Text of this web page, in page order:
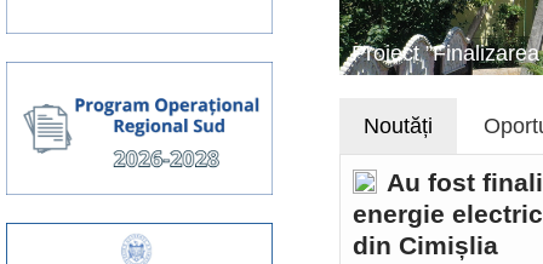
Proiect
Noutăți
Au fost
energie
din Cimișlia